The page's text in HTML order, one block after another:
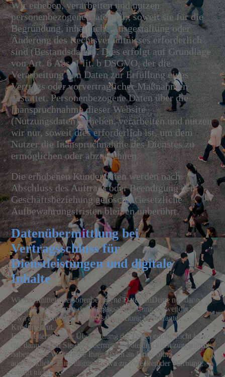
Wir erheben, verarbeiten und nutzen
personenbezogene Daten nur, soweit sie für die
Begründung, inhaltliche Ausgestaltung oder
Änderung des Rechtsverhältnisses erforderlich
sind (Bestandsdaten). Dies erfolgt auf Grundlage
von Art. 6 Abs. 1 lit. b DSGVO, der die
Verarbeitung von Daten zur Erfüllung eines
Vertrags oder vorvertraglicher Maßnahmen
gestattet. Personenbezogene Daten über die
Inanspruchnahme dieser Website
(Nutzungsdaten) erheben, verarbeiten und nutzen
wir nur, soweit dies erforderlich ist, um dem
Nutzer die Inanspruchnahme des Dienstes zu
ermöglichen oder abzurechnen.
Die erhobenen Kundendaten werden nach
Abschluss des Auftrags oder Beendigung der
Geschäftsbeziehung gelöscht. Gesetzliche
Aufbewahrungsfristen bleiben unberührt.
Datenübermittlung bei
Vertragsschluss für
Dienstleistungen und digitale
Inhalte
Wir übermitteln personenbezogene Daten anDritte nur dann,
wenn es im Rahmen der Vertragsabwicklung notwendig ist,
etwa an das mit der Zahlungsabwicklung beauftragte
Kreditinstitut.
Eine weitergehende Übermittlung der Daten erfolgt nicht bzw.
nur dann, wenn Sie der Übermittlung ausdrücklich zugestimmt
haben. Eine Weitergabe Ihrer Daten an Dritte ohne
ausdrückliche Einwilligung, etwa zu Zwecken der Werbung,
erfolgt nicht.